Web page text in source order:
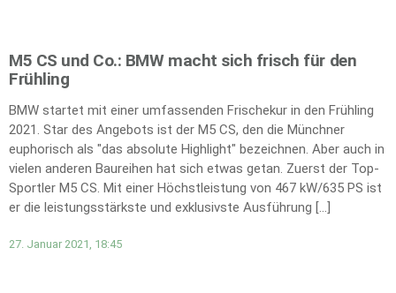
M5 CS und Co.: BMW macht sich frisch für den
Frühling
BMW startet mit einer umfassenden Frischekur in den Frühling
2021. Star des Angebots ist der M5 CS, den die Münchner
euphorisch als "das absolute Highlight" bezeichnen. Aber auch in
vielen anderen Baureihen hat sich etwas getan. Zuerst der Top-
Sportler M5 CS. Mit einer Höchstleistung von 467 kW/635 PS ist
er die leistungsstärkste und exklusivste Ausführung […]
27. Januar 2021, 18:45